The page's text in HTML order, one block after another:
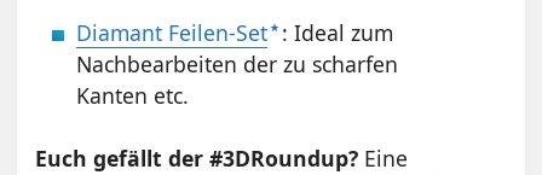
Diamant Feilen-Set : Ideal zum
Nachbearbeiten der zu scharfen
Kanten etc.
Euch gefällt der #3DRoundup? Eine